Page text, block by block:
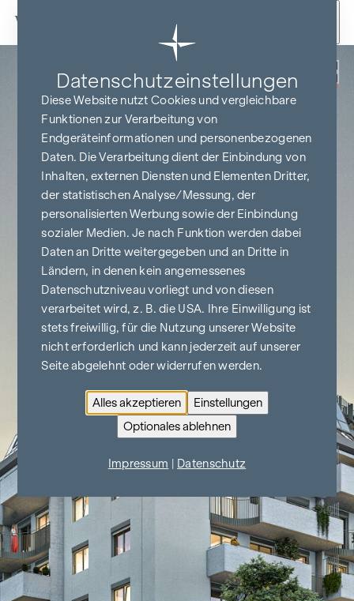
Zum Inhalt springen
PROVISIONSFREI
BIS BAUBEGINN
Datenschutz­einstellungen
Diese Website nutzt Cookies und vergleichbare
Funktionen zur Verarbeitung von
Endgeräteinformationen und personenbezogenen
Daten. Die Verarbeitung dient der Einbindung von
Inhalten, externen Diensten und Elementen Dritter,
der statistischen Analyse/Messung, der
personalisierten Werbung sowie der Einbindung
sozialer Medien. Je nach Funktion werden dabei
Daten an Dritte weitergegeben und an Dritte in
Ländern, in denen kein angemessenes
Datenschutzniveau vorliegt und von diesen
verarbeitet wird, z. B. die USA. Ihre Einwilligung ist
stets freiwillig, für die Nutzung unserer Website
nicht erforderlich und kann jederzeit auf unserer
Seite abgelehnt oder widerrufen werden.
Alles akzeptieren
Einstellungen
Optionales ablehnen
Impressum Datenschutz